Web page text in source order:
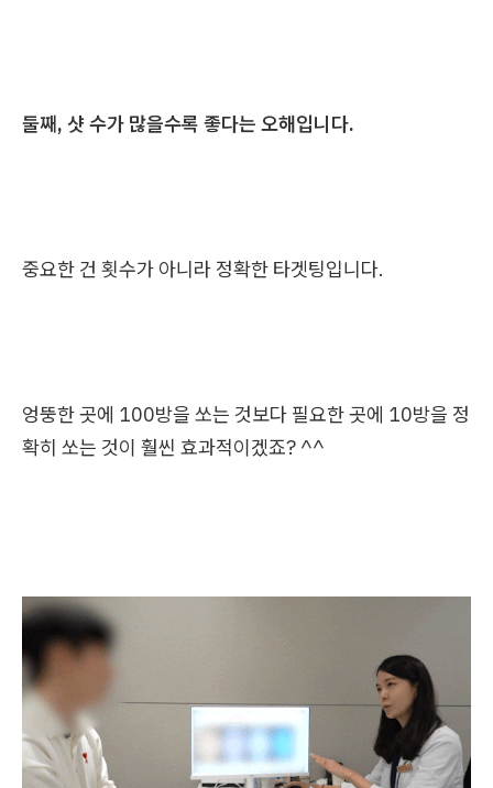
둘째, 샷 수가 많을수록 좋다는 오해입니다.
중요한 건 횟수가 아니라 정확한 타겟팅입니다.
엉뚱한 곳에 100방을 쏘는 것보다 필요한 곳에 10방을 정
확히 쏘는 것이 훨씬 효과적이겠죠? ^^